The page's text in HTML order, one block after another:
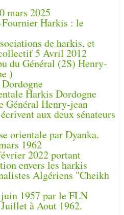
mars 2025
Harkis : le
de harkis, et
5 Avril 2012
du Général (2S) Henry-
)
Harkis Dordogne
Général Henry-jean
aux deux sénateurs
orientale par Dyanka.
1962
2022 portant
envers les harkis
Algériens "Cheikh
1957 par le FLN
à Aout 1962.